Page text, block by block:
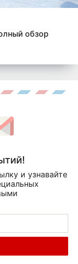
обзор
и узнавайте